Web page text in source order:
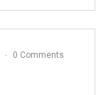
0 Comments